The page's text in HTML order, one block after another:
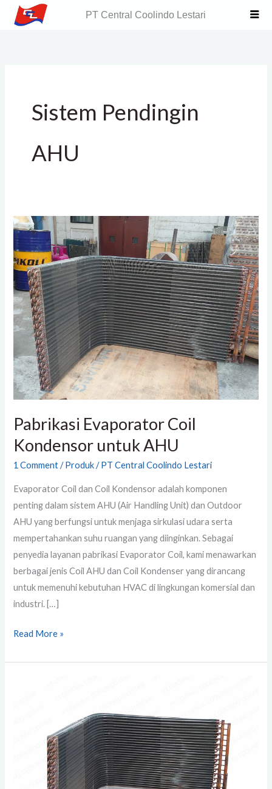
PT Central Coolindo Lestari
Sistem Pendingin
AHU
Pabrikasi Evaporator Coil
Kondensor untuk AHU
1 Comment /Produk/PT Central Coolindo Lestari
Evaporator Coil dan Coil Kondensor adalah komponen
penting dalam sistem AHU (Air Handling Unit) dan Outdoor
AHU yang berfungsi untuk menjaga sirkulasi udara serta
mempertahankan suhu ruangan yang diinginkan. Sebagai
penyedia layanan pabrikasi Evaporator Coil, kami menawarkan
berbagai jenis Coil AHU dan Coil Kondenser yang dirancang
untuk memenuhi kebutuhan HVAC di lingkungan komersial dan
industri. […]
Pabrikasi
Evaporator
Coil
Kondensor
untuk
AHU
Read More »
Kondensor